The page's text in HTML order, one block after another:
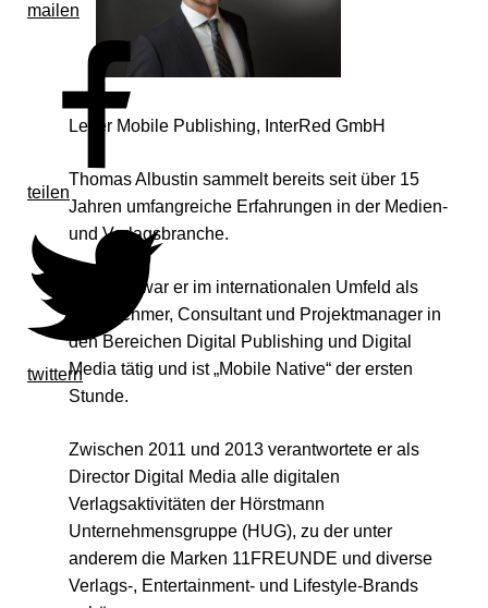
mailen
teilen
twittern
Leiter Mobile Publishing, InterRed GmbH
Thomas Albustin sammelt bereits seit über 15
Jahren umfangreiche Erfahrungen in der Medien-
und Verlagsbranche.
Bis 2011 war er im internationalen Umfeld als
Unternehmer, Consultant und Projektmanager in
den Bereichen Digital Publishing und Digital
Media tätig und ist „Mobile Native“ der ersten
Stunde.
Zwischen 2011 und 2013 verantwortete er als
Director Digital Media alle digitalen
Verlagsaktivitäten der Hörstmann
Unternehmensgruppe (HUG), zu der unter
anderem die Marken 11FREUNDE und diverse
Verlags-, Entertainment- und Lifestyle-Brands